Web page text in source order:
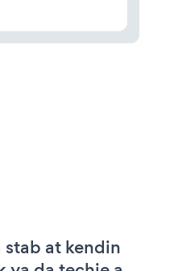
stab at kendin